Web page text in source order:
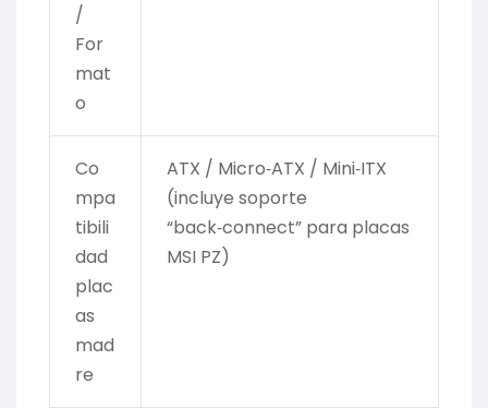
/
For
mat
o
Co
mpa
tibili
dad
plac
as
mad
re
ATX / Micro‑ATX / Mini‑ITX
(incluye soporte
“back‑connect” para placas
MSI PZ)